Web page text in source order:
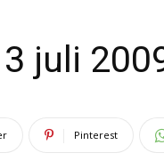
juli
Pinterest